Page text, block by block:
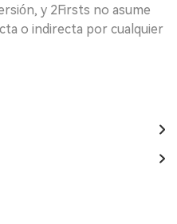
y 2Firsts no asume
o indirecta por cualquier